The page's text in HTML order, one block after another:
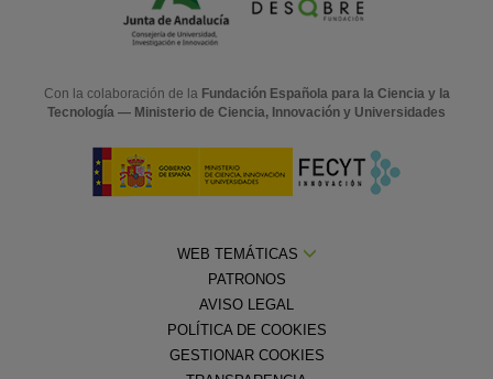
Con la colaboración de la Fundación Española para la Ciencia y la
Tecnología — Ministerio de Ciencia, Innovación y Universidades
WEB TEMÁTICAS
PATRONOS
AVISO LEGAL
POLÍTICA DE COOKIES
GESTIONAR COOKIES